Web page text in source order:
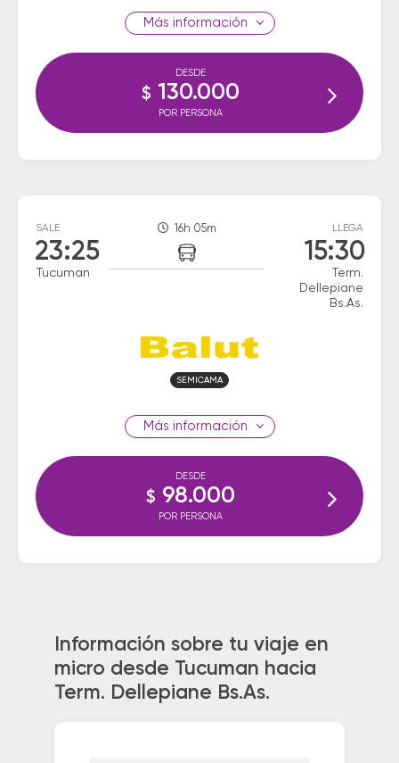
información
DESDE
$ 130.000
POR PERSONA
SALE
23:25
Tucuman
16h 05m LLEGA
15:30
Term.
Dellepiane
Bs.As.
SEMICAMA
información
DESDE
$ 98.000
POR PERSONA
Información sobre tu viaje en
micro desde Tucuman hacia
Term. Dellepiane Bs.As.